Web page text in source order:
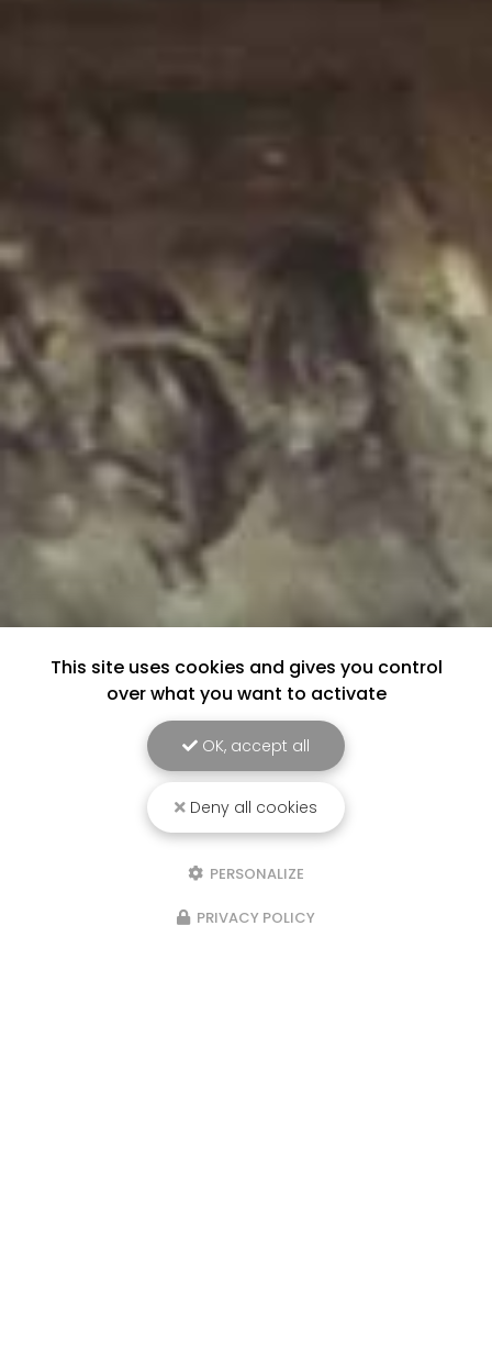
This site uses cookies and gives you control
over what you want to activate
OK, accept all
Deny all cookies
PERSONALIZE
PRIVACY POLICY